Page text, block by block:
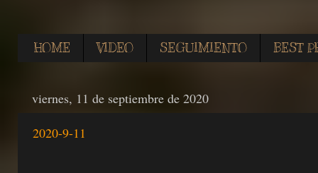
HOME VIDEO SEGUIMIENTO BEST
viernes, 11 de septiembre de 2020
2020-9-11